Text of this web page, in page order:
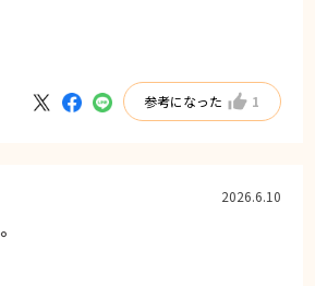
参考になった 1
2026.6.10